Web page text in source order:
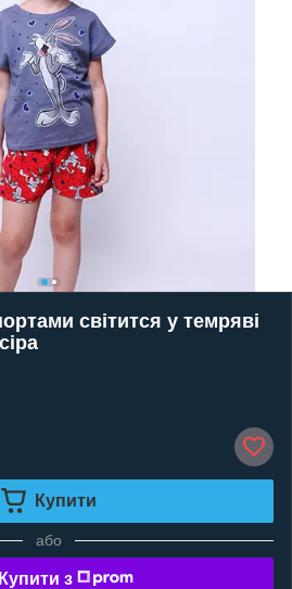
світится у темряві
Купити
або
Купити з